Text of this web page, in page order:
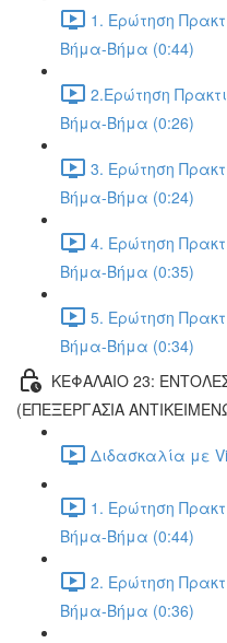
1. Ερώτηση
Βήμα-Βήμα (0:44)
2.Ερώτηση
Βήμα-Βήμα (0:26)
3. Ερώτηση
Βήμα-Βήμα (0:24)
4. Ερώτηση
Βήμα-Βήμα (0:35)
5. Ερώτηση
Βήμα-Βήμα (0:34)
ΚΕΦΑΛΑΙΟ 23: ΕΝΤΟΛΕΣ
(ΕΠΕΞΕΡΓΑΣΙΑ
Διδασκαλία με
1. Ερώτηση
Βήμα-Βήμα (0:44)
2. Ερώτηση
Βήμα-Βήμα (0:36)